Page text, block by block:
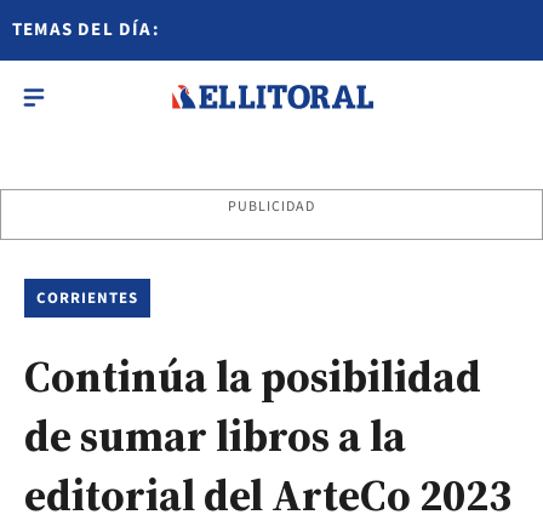
TEMAS DEL DÍA:
PUBLICIDAD
CORRIENTES
Continúa la posibilidad
de sumar libros a la
editorial del ArteCo 2023